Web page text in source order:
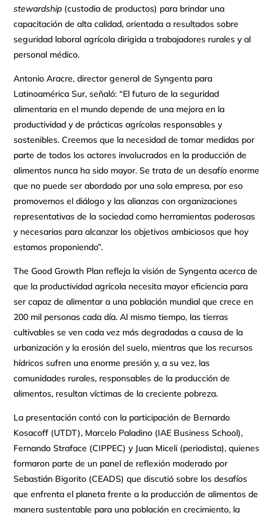
stewardship (custodia de productos) para brindar una
capacitación de alta calidad, orientada a resultados sobre
seguridad laboral agrícola dirigida a trabajadores rurales y al
personal médico.
Antonio Aracre, director general de Syngenta para
Latinoamérica Sur, señaló: “El futuro de la seguridad
alimentaria en el mundo depende de una mejora en la
productividad y de prácticas agrícolas responsables y
sostenibles. Creemos que la necesidad de tomar medidas por
parte de todos los actores involucrados en la producción de
alimentos nunca ha sido mayor. Se trata de un desafío enorme
que no puede ser abordado por una sola empresa, por eso
promovemos el diálogo y las alianzas con organizaciones
representativas de la sociedad como herramientas poderosas
y necesarias para alcanzar los objetivos ambiciosos que hoy
estamos proponiendo”.
The Good Growth Plan refleja la visión de Syngenta acerca de
que la productividad agrícola necesita mayor eficiencia para
ser capaz de alimentar a una población mundial que crece en
200 mil personas cada día. Al mismo tiempo, las tierras
cultivables se ven cada vez más degradadas a causa de la
urbanización y la erosión del suelo, mientras que los recursos
hídricos sufren una enorme presión y, a su vez, las
comunidades rurales, responsables de la producción de
alimentos, resultan víctimas de la creciente pobreza.
La presentación contó con la participación de Bernardo
Kosacoff (UTDT), Marcelo Paladino (IAE Business School),
Fernando Straface (CIPPEC) y Juan Miceli (periodista), quienes
formaron parte de un panel de reflexión moderado por
Sebastián Bigorito (CEADS) que discutió sobre los desafíos
que enfrenta el planeta frente a la producción de alimentos de
manera sustentable para una población en crecimiento, la